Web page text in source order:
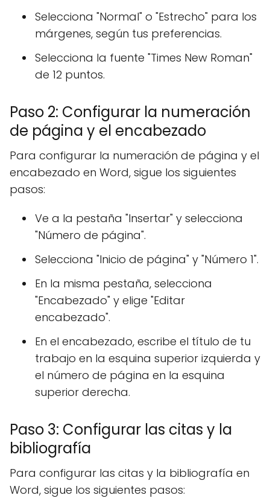
Selecciona "Normal" o "Estrecho" para los
márgenes, según tus preferencias.
Selecciona la fuente "Times New Roman"
de 12 puntos.
Paso 2: Configurar la numeración
de página y el encabezado
Para configurar la numeración de página y el
encabezado en Word, sigue los siguientes
pasos:
Ve a la pestaña "Insertar" y selecciona
"Número de página".
Selecciona "Inicio de página" y "Número 1".
En la misma pestaña, selecciona
"Encabezado" y elige "Editar
encabezado".
En el encabezado, escribe el título de tu
trabajo en la esquina superior izquierda y
el número de página en la esquina
superior derecha.
Paso 3: Configurar las citas y la
bibliografía
Para configurar las citas y la bibliografía en
Word, sigue los siguientes pasos: